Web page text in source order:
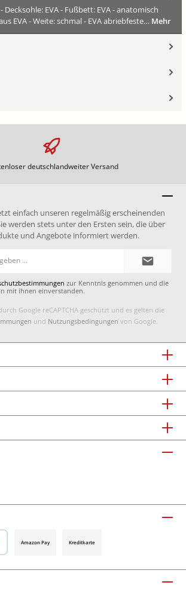
Decksohle: EVA - Fußbett: EVA - anatomisch
EVA - Weite: schmal - EVA abriebfeste… Mehr
deutschlandweiter Versand
einfach unseren regelmäßig erscheinenden
werden stets unter den Ersten sein, die über
und Angebote informiert werden.
zur Kenntnis genommen und die
mit ihnen einverstanden.
Google reCAPTCHA geschützt und es gelten die
und Nutzungsbedingungen von Google.
Amazon Pay Kreditkarte